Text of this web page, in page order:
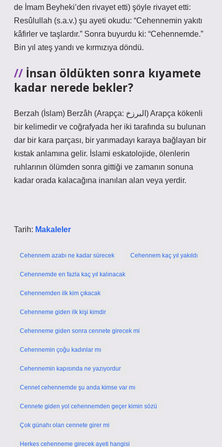
de İmam Beyheki’den rivayet etti) şöyle rivayet etti:
Resûlullah (s.a.v.) şu ayeti okudu: “Cehennemin yakıtı
kâfirler ve taşlardır.” Sonra buyurdu ki: “Cehennemde.”
Bin yıl ateş yandı ve kırmızıya döndü.
İnsan öldükten sonra kıyamete
kadar nerede bekler?
Berzah (İslam) Berzâh (Arapça: البرزخ) Arapça kökenli
bir kelimedir ve coğrafyada her iki tarafında su bulunan
dar bir kara parçası, bir yarımadayı karaya bağlayan bir
kıstak anlamına gelir. İslami eskatolojide, ölenlerin
ruhlarının ölümden sonra gittiği ve zamanın sonuna
kadar orada kalacağına inanılan alan veya yerdir.
Tarih: Makaleler
Cehennem azabı ne kadar sürecek Cehennem kaç yıl yakıldı
Cehennemde en fazla kaç yıl kalınacak
Cehennemden ilk kim çıkacak
Cehenneme giden ilk kişi kimdir
Cehenneme giden sonra cennete girecek mi
Cehennemin çoğu kadınlar mı
Cehennemin kapısında ne yazıyordur
Cennet cehennemde şu anda kimse var mı
Cennete giden yol cehennemden geçer kimin sözü
Çok günahı olan cennete girer mi
Herkes cehenneme girecek ayeti hangisi